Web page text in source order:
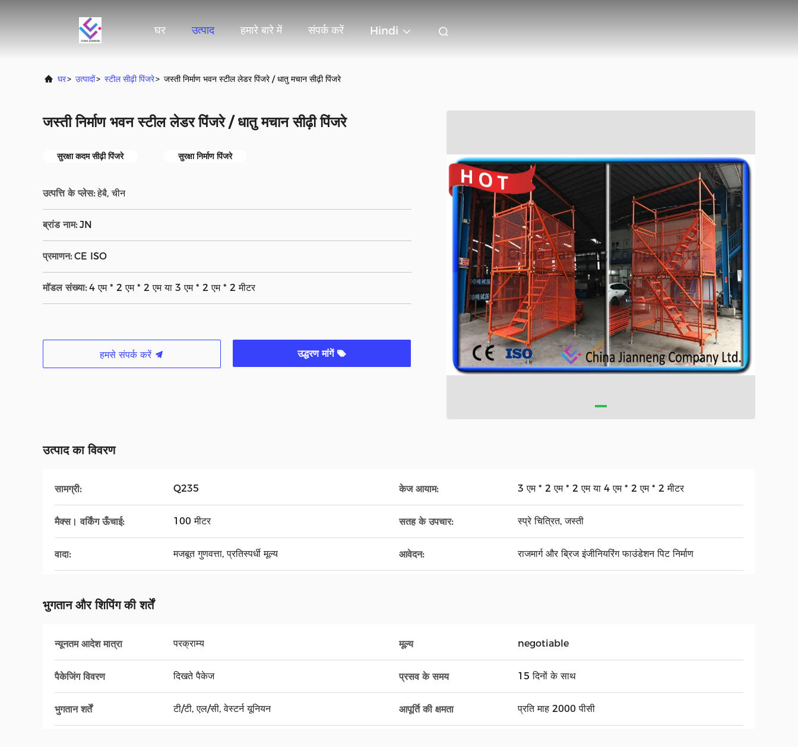
घर उत्पाद हमारे बारे में संपर्क करें Hindi
घर> उत्पादों> स्टील सीढ़ी पिंजरे> जस्ती निर्माण भवन स्टील लेडर पिंजरे / धातु मचान सीढ़ी पिंजरे
जस्ती निर्माण भवन स्टील लेडर पिंजरे / धातु मचान सीढ़ी पिंजरे
सुरक्षा कदम सीढ़ी पिंजरे सुरक्षा निर्माण पिंजरे
उत्पत्ति के प्लेस: हेबै, चीन
ब्रांड नाम: JN
प्रमाणन: CE ISO
मॉडल संख्या: 4 एम * 2 एम * 2 एम या 3 एम * 2 एम * 2 मीटर
हमसे संपर्क करें उद्धरण मांगें
उत्पाद का विवरण
सामग्री: Q235 केज आयाम: 3 एम * 2 एम * 2 एम या 4 एम * 2 एम * 2 मीटर
मैक्स। वर्किंग ऊँचाई: 100 मीटर सतह के उपचार: स्प्रे चित्रित, जस्ती
वादा: मजबूत गुणवत्ता, प्रतिस्पर्धी मूल्य आवेदन: राजमार्ग और ब्रिज इंजीनियरिंग फाउंडेशन पिट निर्माण
भुगतान और शिपिंग की शर्तें
न्यूनतम आदेश मात्रा परक्राम्य मूल्य negotiable
पैकेजिंग विवरण दिखते पैकेज प्रसव के समय 15 दिनों के साथ
भुगतान शर्तें टी/टी, एल/सी, वेस्टर्न यूनियन आपूर्ति की क्षमता प्रति माह 2000 पीसी